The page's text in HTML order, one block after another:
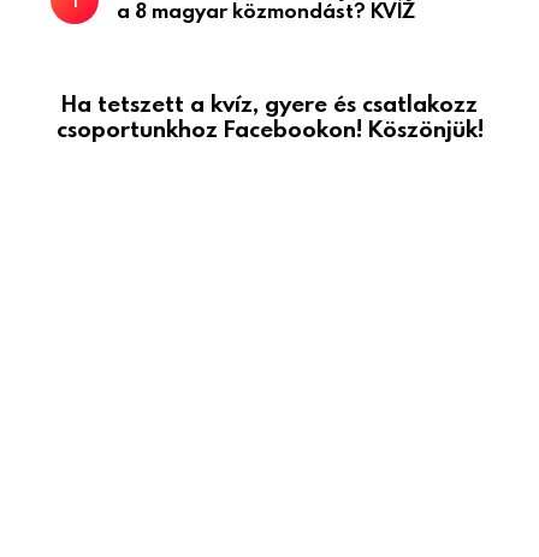
a 8 magyar közmondást? KVÍZ
Ha tetszett a kvíz, gyere és csatlakozz
csoportunkhoz Facebookon! Köszönjük!